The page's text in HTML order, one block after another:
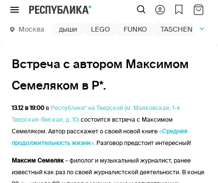
Меню
Москва дыши LEGO FUNKO TASCHEN
Встреча с автором Максимом
Семеляком в Р*.
13.12 в 19:00 в Республике* на Тверской (м. Маяковская, 1-я
Тверская-Ямская, д. 10) состоится встреча с Максимом
Семеляком. Автор расскажет о своей новой книге «Средняя
продолжительность жизни» . Разговор предстоит интересный!
Максим Семеляк – филолог и музыкальный журналист, ранее
известный как раз по своей журналистской деятельности. В конце